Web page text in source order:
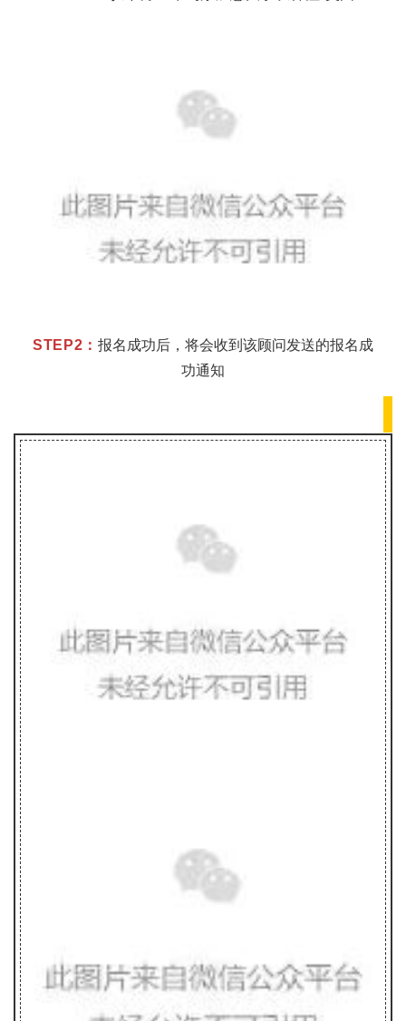
STEP2： 报名成功后，将会收到该顾问发送的报名成
功通知